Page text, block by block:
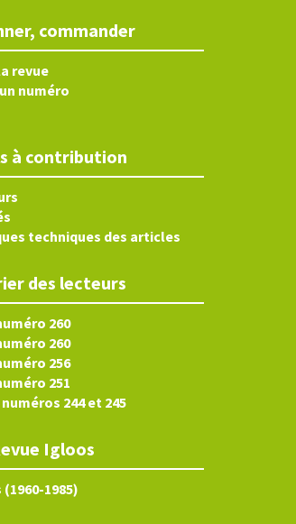
commander
revue
numéro
à contribution
techniques des articles
des lecteurs
260
260
256
251
244 et 245
Igloos
1985)